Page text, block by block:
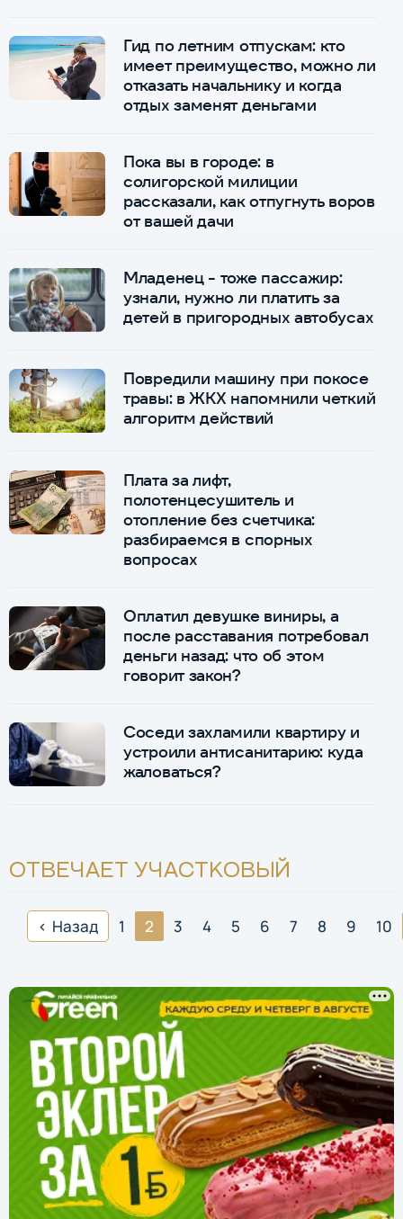
Гид по летним отпускам: кто
имеет преимущество, можно ли
отказать начальнику и когда
отдых заменят деньгами
Пока вы в городе: в
солигорской милиции
рассказали, как отпугнуть воров
от вашей дачи
Младенец - тоже пассажир:
узнали, нужно ли платить за
детей в пригородных автобусах
Повредили машину при покосе
травы: в ЖКХ напомнили четкий
алгоритм действий
Плата за лифт,
полотенцесушитель и
отопление без счетчика:
разбираемся в спорных
вопросах
Оплатил девушке виниры, а
после расставания потребовал
деньги назад: что об этом
говорит закон?
Соседи захламили квартиру и
устроили антисанитарию: куда
жаловаться?
ОТВЕЧАЕТ УЧАСТКОВЫЙ
Назад 1 2 3 4 5 6 7 8 9 10